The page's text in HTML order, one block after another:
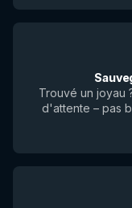
Trouvé un joyau
d'attente – pas